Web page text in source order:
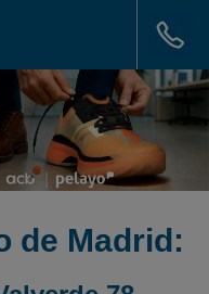
de Madrid: